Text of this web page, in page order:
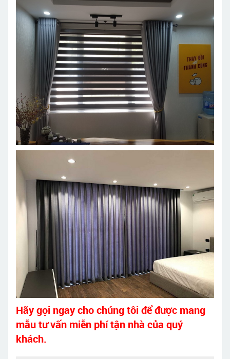
Hãy gọi ngay cho chúng tôi để được mang
mẫu tư vấn miễn phí tận nhà của quý
khách.